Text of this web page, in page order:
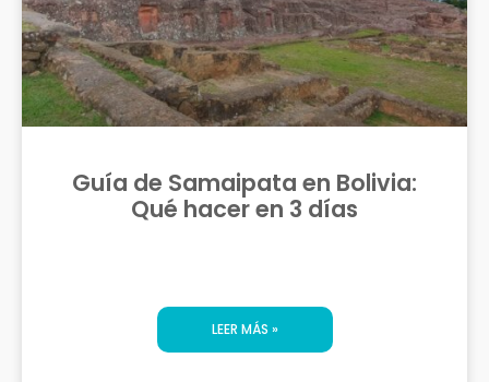
Guía de Samaipata en Bolivia:
Qué hacer en 3 días
LEER MÁS »